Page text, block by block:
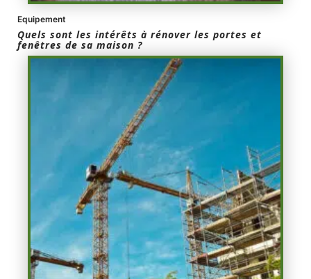
Equipement
Quels sont les intérêts à rénover les portes et
fenêtres de sa maison ?